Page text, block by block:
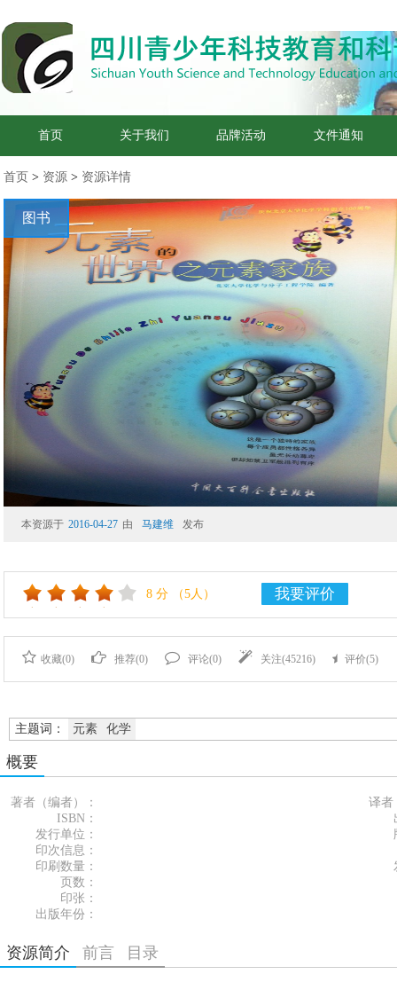
首页 关于我们 品牌活动 文件通知
首页 > 资源 > 资源详情
本资源于 2016-04-27 由 马建维 发布
图书
8 分 （5人） 我要评价
收藏(0) 推荐(0) 评论(0) 关注(45216) 评价(5)
主题词： 元素 化学
概要
著者（编者）：
译者
ISBN：
发行单位：
印次信息：
印刷数量：
页数：
印张：
出版年份：
资源简介 前言 目录